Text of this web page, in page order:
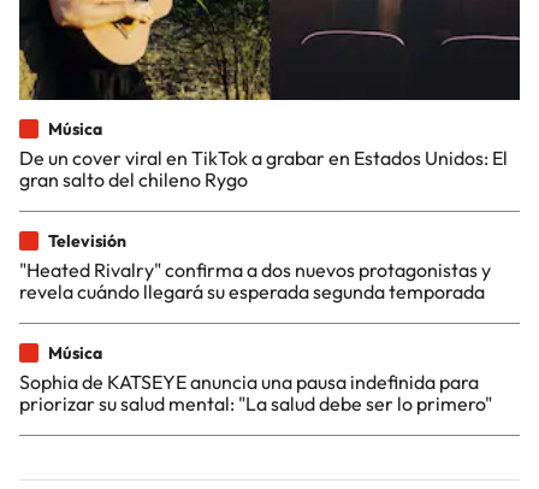
Música
De un cover viral en TikTok a grabar en Estados Unidos: El
gran salto del chileno Rygo
Televisión
"Heated Rivalry" confirma a dos nuevos protagonistas y
revela cuándo llegará su esperada segunda temporada
Música
Sophia de KATSEYE anuncia una pausa indefinida para
priorizar su salud mental: "La salud debe ser lo primero"